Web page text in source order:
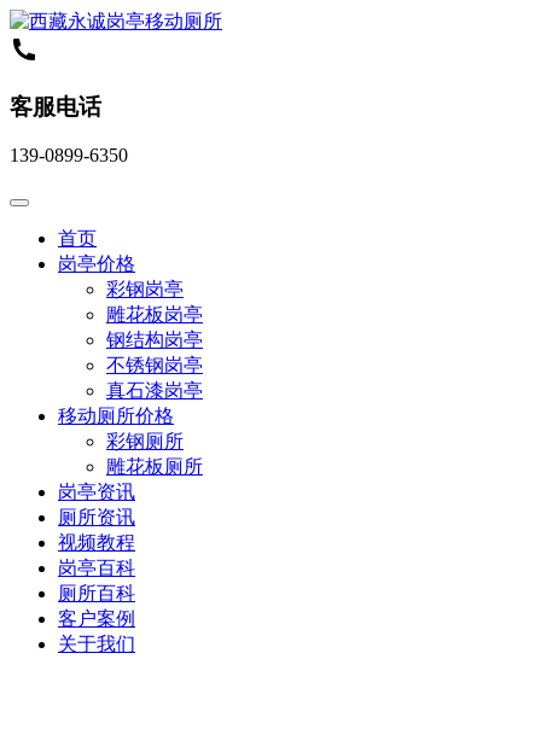
客服电话
139-0899-6350
首页
岗亭价格
彩钢岗亭
雕花板岗亭
钢结构岗亭
不锈钢岗亭
真石漆岗亭
移动厕所价格
彩钢厕所
雕花板厕所
岗亭资讯
厕所资讯
视频教程
岗亭百科
厕所百科
客户案例
关于我们